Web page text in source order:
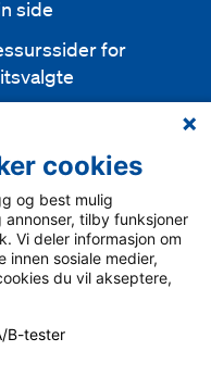
side
for
medlem
frivillig
& cookies
cookies
og best mulig
tilby funksjoner
Vi deler informasjon om
sosiale medier,
du vil akseptere,
B-tester